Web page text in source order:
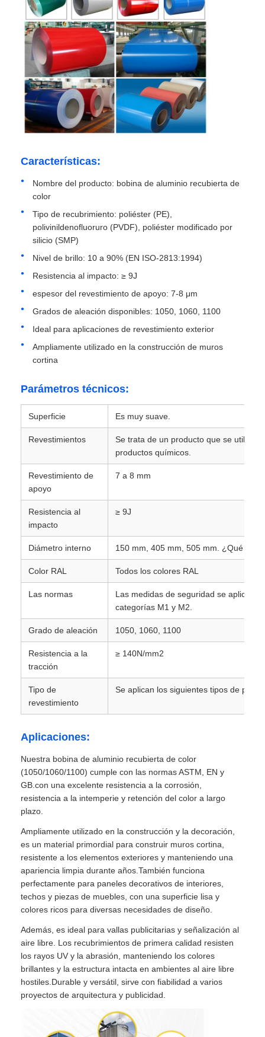
Visita a la fábrica
Control de calidad
Contacta con nosotros
Casos
Solicitar una cita
Rollo de lámina de aluminio
placa de aluminio
Círculo de aluminio
Bobina de aluminio de la tira
Placa a cuadros de aluminio
Aluminio grabado en relieve
papel laminado de aluminio
Paneles de panal de aluminio
Panal de aluminio
Aluminio espejo
Características:
Nombre del producto: bobina de aluminio recubierta de
color
Tipo de recubrimiento: poliéster (PE),
polivinildenofluoruro (PVDF), poliéster modificado por
silicio (SMP)
Nivel de brillo: 10 a 90% (EN ISO-2813:1994)
Resistencia al impacto: ≥ 9J
espesor del revestimiento de apoyo: 7-8 μm
Grados de aleación disponibles: 1050, 1060, 1100
Ideal para aplicaciones de revestimiento exterior
Ampliamente utilizado en la construcción de muros
cortina
Parámetros técnicos:
Superficie Es muy suave.
Revestimientos
Se trata de un producto que se utiliza
productos químicos.
Revestimiento de
apoyo
7 a 8 mm
Resistencia al
impacto
≥ 9J
Diámetro interno 150 mm, 405 mm, 505 mm. ¿Qué
Color RAL Todos los colores RAL
Las normas
Las medidas de seguridad se
categorías M1 y M2.
Grado de aleación 1050, 1060, 1100
Resistencia a la
tracción
≥ 140N/mm2
Tipo de
revestimiento
Se aplican los siguientes tipos de
Aplicaciones:
Nuestra bobina de aluminio recubierta de color
(1050/1060/1100) cumple con las normas ASTM, EN y
GB.con una excelente resistencia a la corrosión,
resistencia a la intemperie y retención del color a largo
plazo.
Ampliamente utilizado en la construcción y la decoración,
es un material primordial para construir muros cortina,
resistente a los elementos exteriores y manteniendo una
apariencia limpia durante años.También funciona
perfectamente para paneles decorativos de interiores,
techos y piezas de muebles, con una superficie lisa y
colores ricos para diversas necesidades de diseño.
Además, es ideal para vallas publicitarias y señalización al
aire libre. Los recubrimientos de primera calidad resisten
los rayos UV y la abrasión, manteniendo los colores
brillantes y la estructura intacta en ambientes al aire libre
hostiles.Durable y versátil, sirve con fiabilidad a varios
proyectos de arquitectura y publicidad.